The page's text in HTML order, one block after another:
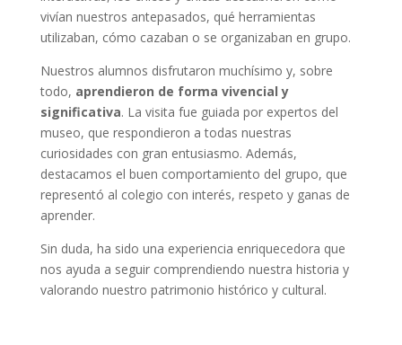
vivían nuestros antepasados, qué herramientas
utilizaban, cómo cazaban o se organizaban en grupo.
Nuestros alumnos disfrutaron muchísimo y, sobre
todo, aprendieron de forma vivencial y
significativa. La visita fue guiada por expertos del
museo, que respondieron a todas nuestras
curiosidades con gran entusiasmo. Además,
destacamos el buen comportamiento del grupo, que
representó al colegio con interés, respeto y ganas de
aprender.
Sin duda, ha sido una experiencia enriquecedora que
nos ayuda a seguir comprendiendo nuestra historia y
valorando nuestro patrimonio histórico y cultural.